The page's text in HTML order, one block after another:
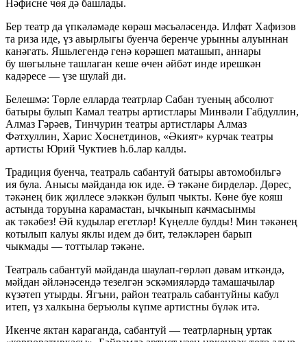
Нәфисне чөя дә башлады.
Бер театр да үпкәләмәде көрәш мәсьәләсендә. Илфат Хафизов
та риза иде, үз авырлыгы буенча беренче урынны алуыннан
канәгать. Яшьлегендә генә көрәшеп маташып, аннары
бу шөгыльне ташлаган кеше өчен әйбәт инде ирешкән
кадәресе — үзе шулай ди.
Белешмә: Төрле елларда театрлар Сабан туеның абсолют
батыры булып Камал театры артистлары Минвәли Габдуллин,
Алмаз Гәрәев, Тинчурин театры артистлары Алмаз
Фәтхуллин, Харис Хөснетдинов, «Әкият» курчак театры
артисты Юрий Чуктиев һ.б.лар калды.
Традиция буенча, театраль сабантуй батыры автомобильгә
ия була. Анысы мәйданда юк иде. Ә тәкәне бирделәр. Дөрес,
тәкәнең бик җиллесе эләккән булып чыкты. Көне буе кояш
астында торуына карамастан, ычкынып качмасынмы
ак тәкәбез! Әй кудылар егетләр! Күңелле булды! Мин тәкәнең
котылып калуы яклы идем дә бит, теләкләрен барып
чыкмады — тоттылар тәкәне.
Театраль сабантуй мәйданда шаулап-гөрләп дәвам иткәндә,
мәйдан әйләнәсендә тезелгән эскәмияләрдә тамашачылар
күзәтеп утырды. Ягъни, район театраль сабантуйны кабул
итеп, үз халкына беръюлы күпме артистны бүләк итә.
Икенче яктан караганда, сабантуй — театрларның уртак